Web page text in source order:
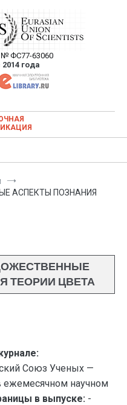
Ученых —
статей в
журнале
ФС77-63060
года
научных статей в
журнале
АСПЕКТЫ ПОЗНАНИЯ
ТЕОРИИ ЦВЕТА
Союз Ученых —
ежемесячном научном
в выпуске: -